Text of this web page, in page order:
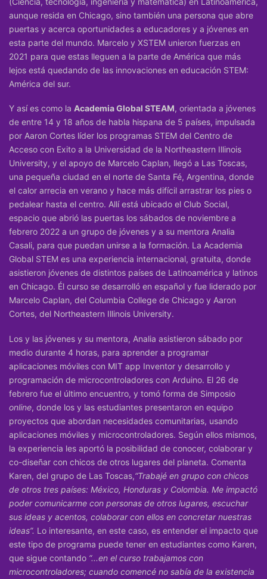
aunque resida en Chicago, sino también una persona que abre
puertas y acerca oportunidades a educadores y a jóvenes en
esta parte del mundo. Marcelo y XSTEM unieron fuerzas en
2021 para que estas lleguen a la parte de América que más
lejos está quedando de las innovaciones en educación STEM:
América del sur.
Y así es como la Academia Global STEAM, orientada a jóvenes
de entre 14 y 18 años de habla hispana de 5 países, impulsada
por Aaron Cortes líder los programas STEM del Centro de
Acceso con Exito a la Universidad de la Northeastern Illinois
University, y el apoyo de Marcelo Caplan, llegó a Las Toscas,
una pequeña ciudad en el norte de Santa Fé, Argentina, donde
el calor arrecia en verano y hace más difícil arrastrar los pies o
pedalear hasta el centro. Allí está ubicado el Club Social,
espacio que abrió las puertas los sábados de noviembre a
febrero 2022 a un grupo de jóvenes y a su mentora Analia
Casali, para que puedan unirse a la formación. La Academia
Global STEM es una experiencia internacional, gratuita, donde
asistieron jóvenes de distintos países de Latinoamérica y latinos
en Chicago. Él curso se desarrolló en español y fue liderado por
Marcelo Caplan, del Columbia College de Chicago y Aaron
Cortes, del Northeastern Illinois University.
Los y las jóvenes y su mentora, Analia asistieron sábado por
medio durante 4 horas, para aprender a programar
aplicaciones móviles con MIT app Inventor y desarrollo y
programación de microcontroladores con Arduino. El 26 de
febrero fue el último encuentro, y tomó forma de Simposio
online, donde los y las estudiantes presentaron en equipo
proyectos que abordan necesidades comunitarias, usando
aplicaciones móviles y microcontroladores. Según ellos mismos,
la experiencia les aportó la posibilidad de conocer, colaborar y
co-diseñar con chicos de otros lugares del planeta. Comenta
Karen, del grupo de Las Toscas,“Trabajé en grupo con chicos
de otros tres países: México, Honduras y Colombia. Me impactó
poder comunicarme con personas de otros lugares, escuchar
sus ideas y acentos, colaborar con ellos en concretar nuestras
ideas”. Lo interesante, en este caso, es entender el impacto que
este tipo de programa puede tener en estudiantes como Karen,
que sigue contando “...en el curso trabajamos con
microcontroladores; cuando comencé no sabía de la existencia